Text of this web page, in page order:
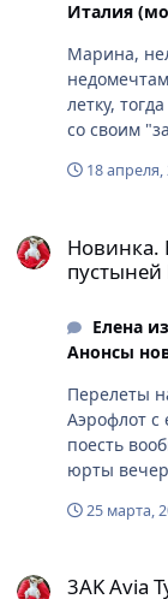
Италия
Марина,
летку,
со своим
хоть куда-
визы.18 апреля,
Новинка.
пустыней
Елена
Анонсы
Перелеты
Аэрофлот с
поесть
юрты
25 марта,
3AK Avia